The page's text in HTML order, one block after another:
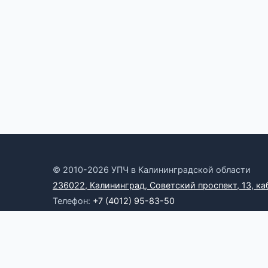
© 2010-2026 УПЧ в Калининградской области
236022, Калининград, Советский проспект, 13,
Телефон: +7 (4012) 95-83-50